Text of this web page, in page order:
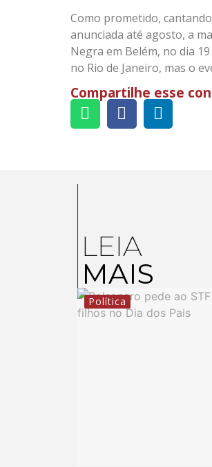
Como prometido,
anunciada até agosto, a
Negra em Belém, no dia
no Rio de Janeiro, mas o
Compartilhe esse
LEIA
MAIS
Política